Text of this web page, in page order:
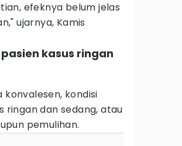
efeknya belum jelas
ujarnya, Kamis
kasus ringan
kondisi
ringan dan sedang, atau
pemulihan.